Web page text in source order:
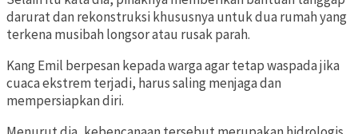
darurat dan rekonstruksi khususnya untuk dua rumah yang
terkena musibah longsor atau rusak parah.
Kang Emil berpesan kepada warga agar tetap waspada jika
cuaca ekstrem terjadi, harus saling menjaga dan
mempersiapkan diri.